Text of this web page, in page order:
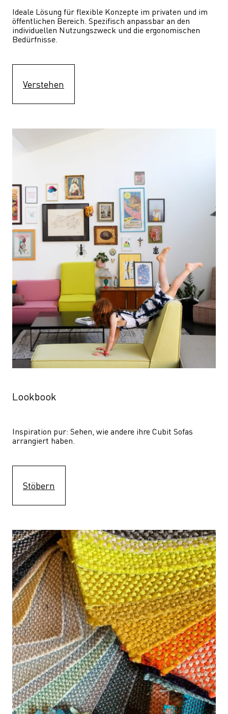
Ideale Lösung für flexible Konzepte im privaten und im
öffentlichen Bereich. Spezifisch anpassbar an den
individuellen Nutzungszweck und die ergonomischen
Bedürfnisse.
Verstehen
Lookbook
Inspiration pur: Sehen, wie andere ihre Cubit Sofas
arrangiert haben.
Stöbern